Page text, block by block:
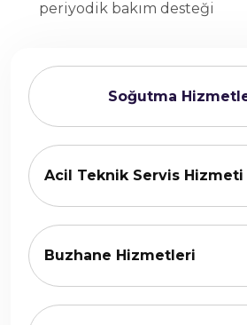
Soğutma
Acil Teknik Servis Hizmeti
Buzhane Hizmetleri
periyodik bakım desteği